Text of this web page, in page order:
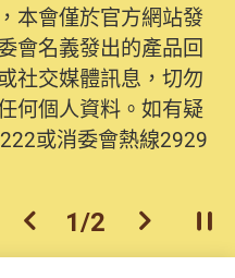
本會僅於官方網站發
會名義發出的產品回
社交媒體訊息，切勿
何個人資料。如有疑
或消委會熱線2929
上一個
1/2 下一個開